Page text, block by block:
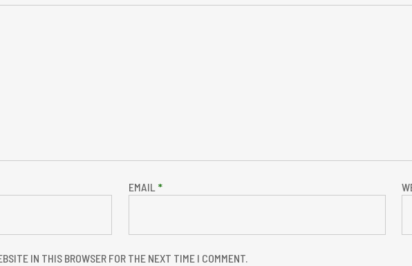
EMAIL *
IN THIS BROWSER FOR THE NEXT TIME I COMMENT.